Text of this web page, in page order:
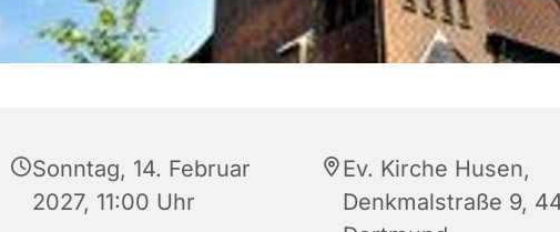
Sonntag, 14. Februar
2027, 11:00 Uhr
Ev. Kirche Husen,
Denkmalstraße 9,